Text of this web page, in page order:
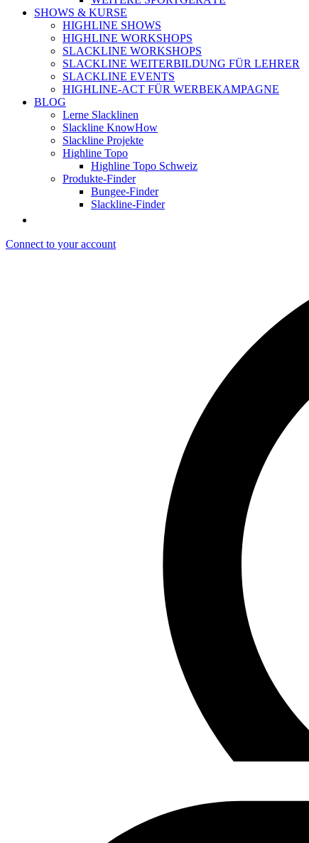
SHOWS & KURSE
HIGHLINE SHOWS
HIGHLINE WORKSHOPS
SLACKLINE WORKSHOPS
SLACKLINE WEITERBILDUNG FÜR LEHRER
SLACKLINE EVENTS
HIGHLINE-ACT FÜR WERBEKAMPAGNE
BLOG
Lerne Slacklinen
Slackline KnowHow
Slackline Projekte
Highline Topo
Highline Topo Schweiz
Produkte-Finder
Bungee-Finder
Slackline-Finder
Connect to your account